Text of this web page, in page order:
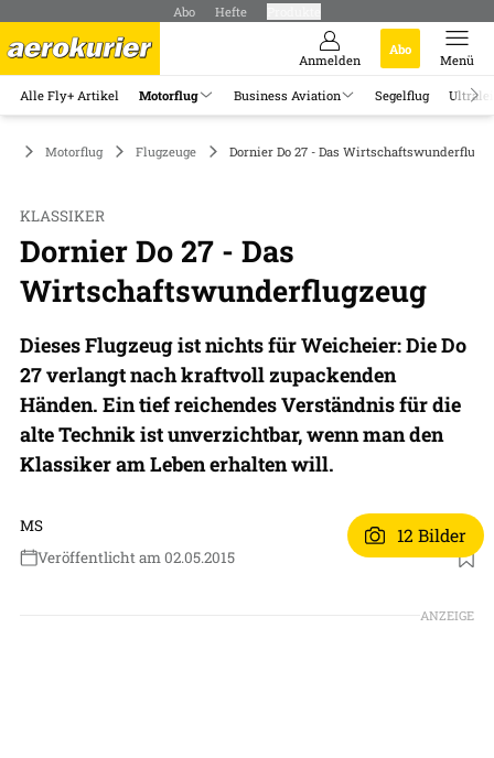
Abo Hefte
Anmelden
Abo
Menü
Alle Fly+ Artikel Motorflug Business Aviation Segelflug
Motorflug Flugzeuge Dornier Do 27 - Das
KLASSIKER
Dornier Do 27 - Das
Wirtschaftswunderflugzeug
Dieses Flugzeug ist nichts für Weicheier: Die Do
27 verlangt nach kraftvoll zupackenden
Händen. Ein tief reichendes Verständnis für die
alte Technik ist unverzichtbar, wenn man den
Klassiker am Leben erhalten will.
MS
Veröffentlicht am 02.05.2015
12 Bilder
ANZEIGE